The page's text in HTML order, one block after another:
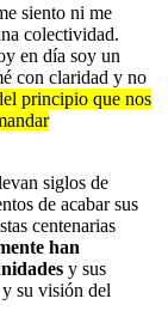
siento ni me
colectividad.
en día soy un
con claridad y no
principio que nos
siglos de
de acabar sus
centenarias
han
y sus
su visión del